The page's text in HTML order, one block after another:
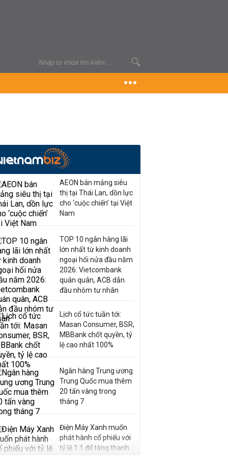
AEON bán mảng siêu
thị tại Thái Lan, dồn lực
cho ‘cuộc chiến’ tại Việt
Nam
TOP 10 ngân hàng lãi
lớn nhất từ kinh doanh
ngoại hối nửa đầu năm
2026: Vietcombank
quán quân, ACB dẫn
đầu nhóm tư nhân
Lịch cổ tức tuần tới:
Masan Consumer, BSR,
MBBank chốt quyền, tỷ
lệ cao nhất 100%
Ngân hàng Trung ương
Trung Quốc mua thêm
20 tấn vàng trong
tháng 7
Điện Máy Xanh muốn
phát hành cổ phiếu với
tỷ lệ 1:1 để tăng thanh